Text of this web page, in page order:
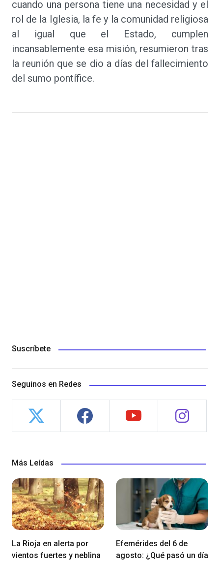
cuando una persona tiene una necesidad y el
rol de la Iglesia, la fe y la comunidad religiosa
al igual que el Estado, cumplen
incansablemente esa misión, resumieron tras
la reunión que se dio a días del fallecimiento
del sumo pontífice.
Suscríbete
Seguinos en Redes
Más Leídas
La Rioja en alerta por
vientos fuertes y neblina
Efemérides del 6 de
agosto: ¿Qué pasó un día